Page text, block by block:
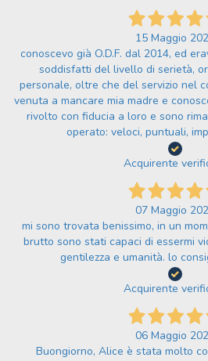
15 Maggio
conoscevo già O.D.F. dal 2014, ed
soddisfatti del livello di serietà,
personale, oltre che del servizio nel
venuta a mancare mia madre e
rivolto con fiducia a loro e sono
operato: veloci, puntuali,
Acquirente
07 Maggio
mi sono trovata benissimo, in un
brutto sono stati capaci di essermi
gentilezza e umanità. lo
Acquirente
06 Maggio
Buongiorno, Alice è stata molto